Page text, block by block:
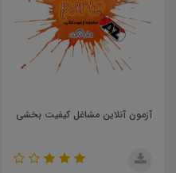
آزمون آنلاین مشاغل کیفیت بخشی